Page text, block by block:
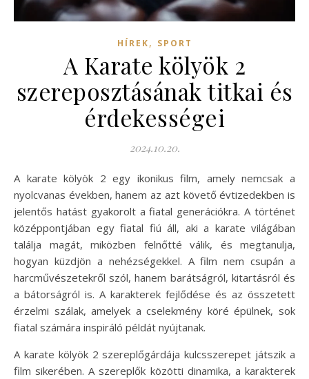
HÍREK, SPORT
A Karate kölyök 2
szereposztásának titkai és
érdekességei
2024.10.20.
A karate kölyök 2 egy ikonikus film, amely nemcsak a
nyolcvanas években, hanem az azt követő évtizedekben is
jelentős hatást gyakorolt a fiatal generációkra. A történet
középpontjában egy fiatal fiú áll, aki a karate világában
találja magát, miközben felnőtté válik, és megtanulja,
hogyan küzdjön a nehézségekkel. A film nem csupán a
harcművészetekről szól, hanem barátságról, kitartásról és
a bátorságról is. A karakterek fejlődése és az összetett
érzelmi szálak, amelyek a cselekmény köré épülnek, sok
fiatal számára inspiráló példát nyújtanak.
A karate kölyök 2 szereplőgárdája kulcsszerepet játszik a
film sikerében. A szereplők közötti dinamika, a karakterek